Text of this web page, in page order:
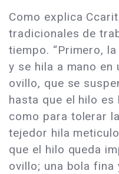
Como explica
tradicionales de
tiempo. “Primero,
y se hila a mano en
ovillo, que se
hasta que el hilo
como para tolerar
tejedor hila
que el hilo queda
ovillo; una bola fina